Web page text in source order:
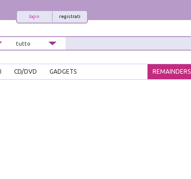
registrati
login
CD/DVD GADGETS REMAINDERS